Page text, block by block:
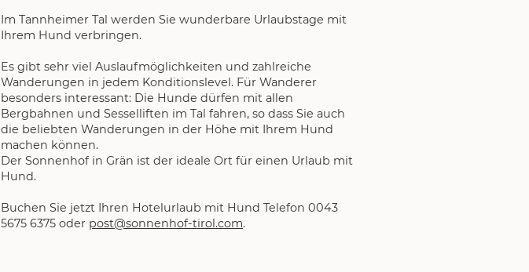
Im Tannheimer Tal werden Sie wunderbare Urlaubstage mit
Ihrem Hund verbringen.
Es gibt sehr viel Auslaufmöglichkeiten und zahlreiche
Wanderungen in jedem Konditionslevel. Für Wanderer
besonders interessant: Die Hunde dürfen mit allen
Bergbahnen und Sesselliften im Tal fahren, so dass Sie auch
die beliebten Wanderungen in der Höhe mit Ihrem Hund
machen können.
Der Sonnenhof in Grän ist der ideale Ort für einen Urlaub mit
Hund.
Buchen Sie jetzt Ihren Hotelurlaub mit Hund Telefon 0043
5675 6375 oder post@sonnenhof-tirol.com.